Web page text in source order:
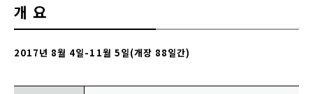
개요
2017년 8월 4일-11월 5일(개장 88일간)